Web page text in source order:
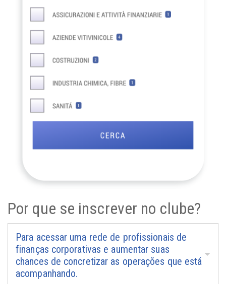
Por que se inscrever no clube?
Para acessar uma rede de profissionais de
finanças corporativas e aumentar suas
chances de concretizar as operações que está
acompanhando.